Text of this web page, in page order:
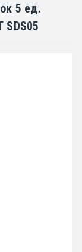
5 ед.